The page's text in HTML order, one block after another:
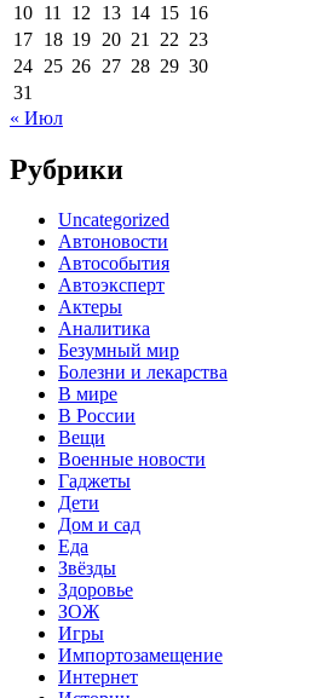
10 11 12 13 14 15 16
17 18 19 20 21 22 23
24 25 26 27 28 29 30
31
« Июл
Рубрики
Uncategorized
Автоновости
Автособытия
Автоэксперт
Актеры
Аналитика
Безумный мир
Болезни и лекарства
В мире
В России
Вещи
Военные новости
Гаджеты
Дети
Дом и сад
Еда
Звёзды
Здоровье
ЗОЖ
Игры
Импортозамещение
Интернет